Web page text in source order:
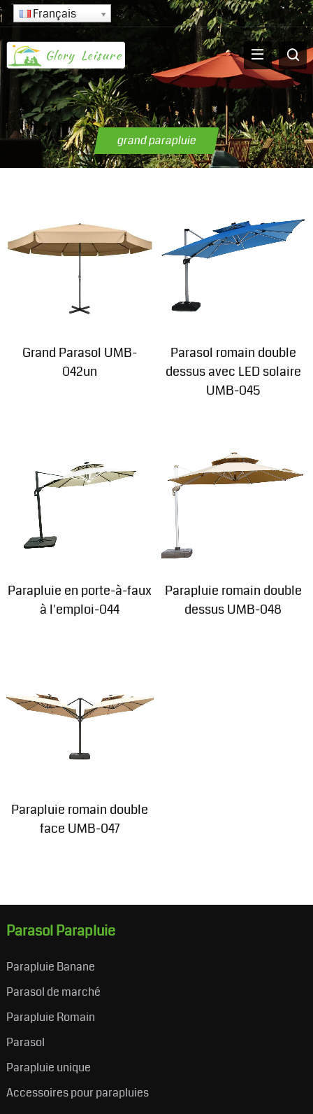
Français
grand parapluie
Grand Parasol UMB-
042un
Parasol romain double
dessus avec LED solaire
UMB-045
Parapluie en porte-à-faux
à l'emploi-044
Parapluie romain double
dessus UMB-048
Parapluie romain double
face UMB-047
Parasol Parapluie
Parapluie Banane
Parasol de marché
Parapluie Romain
Parasol
Parapluie unique
Accessoires pour parapluies